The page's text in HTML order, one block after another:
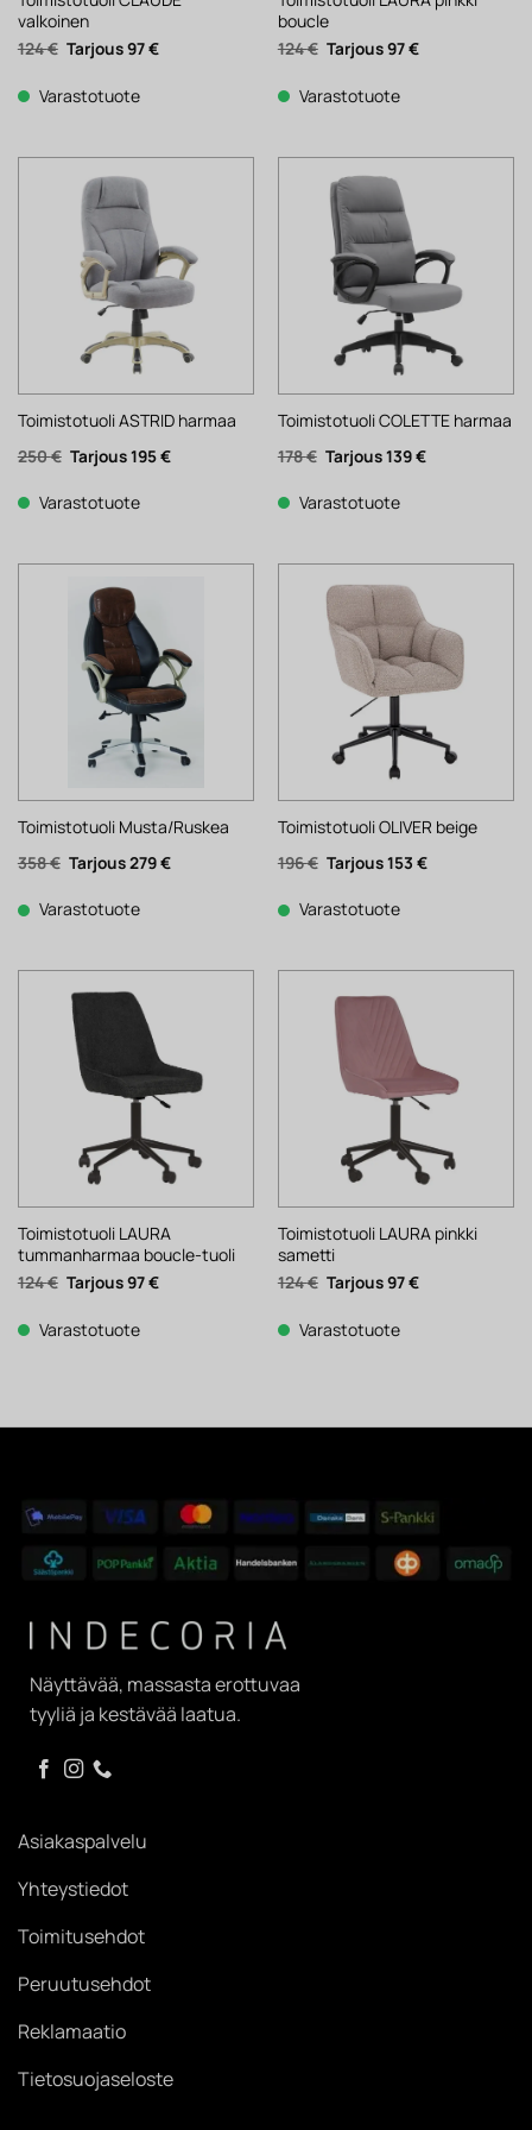
valkoinen
124€ Alkuperäinen
hinta
124 €.
97€Nykyinen
Varastotuote
boucle
124€ Alkuperäinen
hinta
124 €.
97€Nykyinen
Varastotuote
Toimistotuoli ASTRID harmaa
250€ Alkuperäinen
hinta
250 €.
195€Nykyinen
Varastotuote
Toimistotuoli COLETTE harmaa
178€ Alkuperäinen
hinta
178 €.
139€Nykyinen
Varastotuote
Toimistotuoli Musta/Ruskea
358€ Alkuperäinen
hinta
358 €.
279€Nykyinen
Varastotuote
Toimistotuoli OLIVER beige
196€ Alkuperäinen
hinta
196 €.
153 €Nykyinen
Varastotuote
Toimistotuoli LAURA
tummanharmaa boucle-tuoli
124€ Alkuperäinen
hinta
124 €.
97€Nykyinen
Varastotuote
Toimistotuoli LAURA pinkki
sametti
124€ Alkuperäinen
hinta
124 €.
97€Nykyinen
Varastotuote
Näyttävää, massasta erottuvaa
tyyliä ja kestävää laatua.
Asiakaspalvelu
Yhteystiedot
Toimitusehdot
Peruutusehdot
Reklamaatio
Tietosuojaseloste